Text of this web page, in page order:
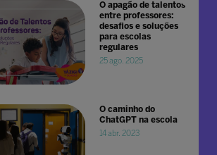
O apagão de talentos
entre professores:
desafios e soluções
para escolas
regulares
25 ago. 2025
O caminho do
ChatGPT na escola
14 abr. 2023